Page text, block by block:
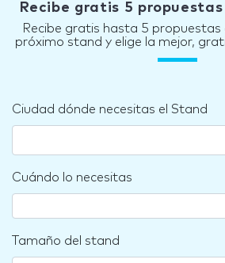
Recibe gratis 5
Recibe gratis hasta 5
próximo stand y elige la mejor,
Ciudad dónde necesitas el Stand
Cuándo lo necesitas
Tamaño del stand